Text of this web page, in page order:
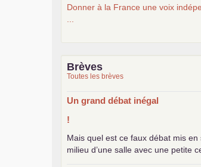
Donner à la France une voix
Brèves
Toutes les brèves
Un grand débat inégal
!
Mais quel est ce faux débat mis
milieu d’une salle avec une petite